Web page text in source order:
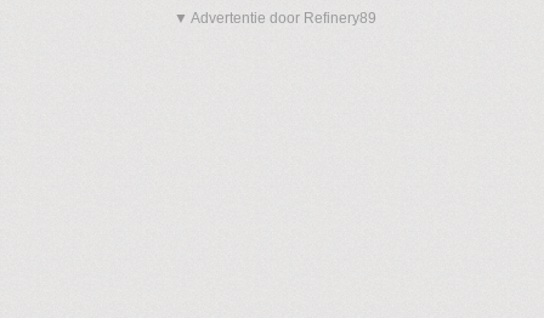
▼ Advertentie door Refinery89